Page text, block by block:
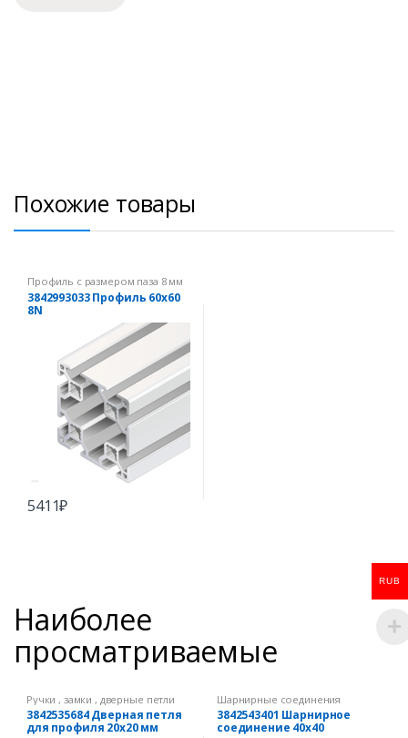
Похожие товары
Профиль с размером паза 8 мм
3842993033 Профиль 60х60
8N
5411₽
Наиболее
просматриваемые
Ручки , замки , дверные петли
3842535684 Дверная петля
для профиля 20х20 мм
Шарнирные соединения
3842543401 Шарнирное
соединение 40х40
RUB